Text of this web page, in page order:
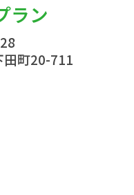
アコンクリーニン
ラン
田町20-711